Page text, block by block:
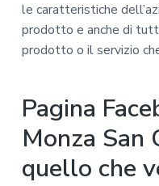
le caratteristiche
prodotto e anche di
prodotto o il servizio
Pagina
Monza San
quello che